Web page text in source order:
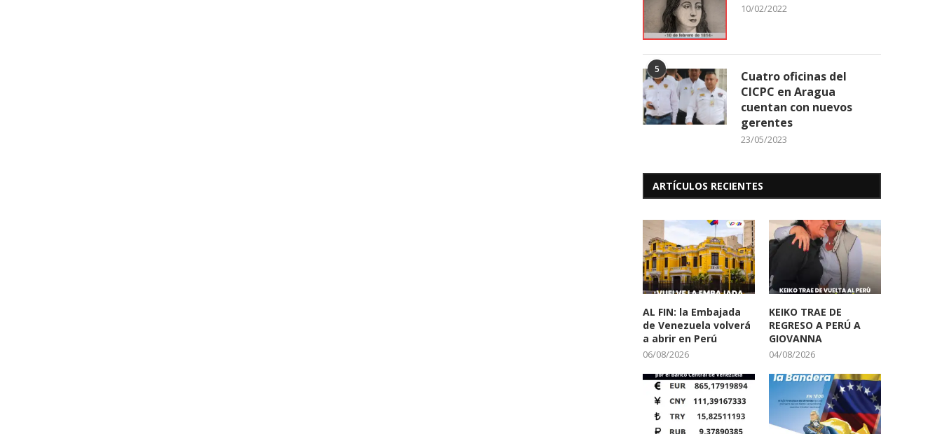
10/02/2022
5
Cuatro oficinas del
CICPC en Aragua
cuentan con nuevos
gerentes
23/05/2023
ARTÍCULOS RECIENTES
AL FIN: la Embajada
de Venezuela volverá
a abrir en Perú
06/08/2026
KEIKO TRAE DE
REGRESO A PERÚ A
GIOVANNA
04/08/2026